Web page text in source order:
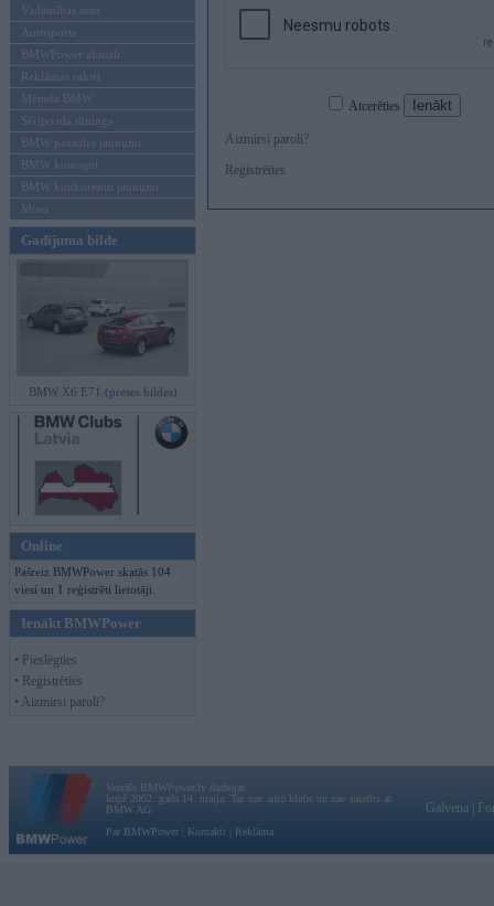
Vadāmības tests
Autosports
BMWPower aktuāli
Reklāmas raksti
Mēneša BMW
Sērijveida tūnings
BMW pasaules jaunumi
BMW koncepti
BMW konkurentu jaunumi
Moto
Gadījuma bilde
BMW X6 E71 (preses bildes)
Online
Pašreiz BMWPower skatās 104
viesi un 1 reģistrēti lietotāji.
Ienākt BMWPower
• Pieslēgties
• Reģistrēties
• Aizmirsi paroli?
Atcerēties
Aizmirsi paroli?
Reģistrēties
Vortāls BMWPower.lv darbojas
kopš 2002. gada 14. maija. Tas nav auto klubs un nav saistīts ar
BMW AG.
Par BMWPower
Kontakti Reklāma
Galvena